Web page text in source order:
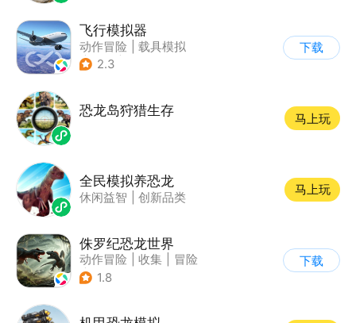
飞行模拟器
动作冒险
载具模拟
| 飞机
2.3
下载
恐龙岛狩猎生存
马上玩
全民模拟养恐龙
休闲益智 创新品类
马上玩
侏罗纪恐龙世界
动作冒险 收集
冒险
| 写实
1.8
下载